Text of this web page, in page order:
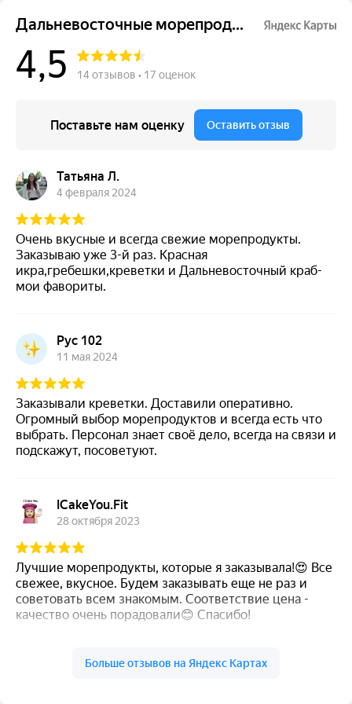
Дальневосточные морепродукты
4,5 14 отзывов • 17 оценок
Поставьте нам оценку Оставить отзыв
Татьяна Л.
4 февраля 2024
Очень вкусные и всегда свежие морепродукты.
Заказываю уже 3-й раз. Красная
икра,гребешки,креветки и Дальневосточный краб-
мои фавориты.
Рус 102
11 мая 2024
Заказывали креветки. Доставили оперативно.
Огромный выбор морепродуктов и всегда есть что
выбрать. Персонал знает своё дело, всегда на связи и
подскажут, посоветуют.
ICakeYou.Fit
28 октября 2023
Лучшие морепродукты, которые я заказывала!😍 Все
свежее, вкусное. Будем заказывать еще не раз и
советовать всем знакомым. Соответствие цена -
качество очень порадовали😊 Спасибо!
Виктор К
Больше отзывов на Яндекс Картах